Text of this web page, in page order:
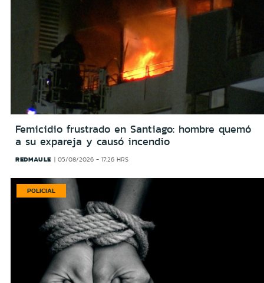
Femicidio frustrado en Santiago: hombre quemó
a su expareja y causó incendio
REDMAULE 05/08/2026 - 17:26 HRS
POLICIAL